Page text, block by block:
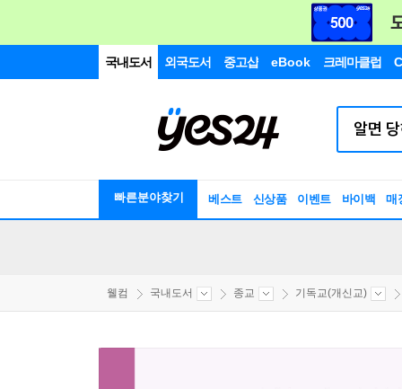
국내도서 외국도서 중고샵 eBook 크레마클럽
빠른분야찾기 베스트 신상품 이벤트 바이백 매
웰컴 국내도서 종교 기독교(개신교)